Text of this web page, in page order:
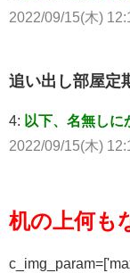
2022/09/15(木)
追い出し部屋定
4: 以下、名無し
2022/09/15(木)
机の上何も